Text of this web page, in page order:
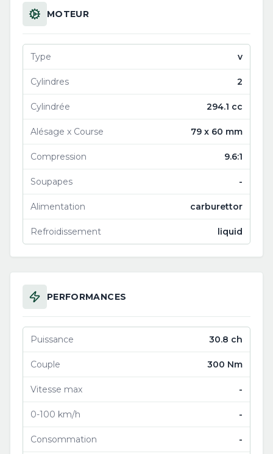
MOTEUR
Type v
Cylindres 2
Cylindrée 294.1 cc
Alésage x Course 79 x 60 mm
Compression 9.6:1
Soupapes -
Alimentation carburettor
Refroidissement liquid
PERFORMANCES
Puissance 30.8 ch
Couple 300 Nm
Vitesse max -
0-100 km/h -
Consommation -